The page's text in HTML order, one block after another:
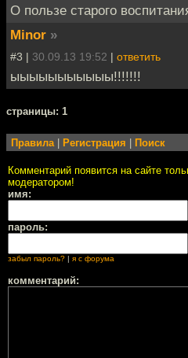
О пользе старого
Minor »
#3 | 30.09.13 19:52 | ответить
ыыыыыыыыыыы!!!!!!!
cтраницы: 1
Правила Регистрация Поиск
Комментарий появится на сайте
модератором!
имя:
пароль:
забыл пароль? | я с форума
комментарий: